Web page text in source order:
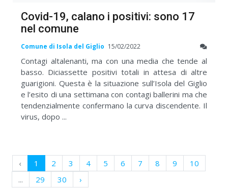
Covid-19, calano i positivi: sono 17
nel comune
Comune di Isola del Giglio 15/02/2022
Contagi altalenanti, ma con una media che tende al
basso. Diciassette positivi totali in attesa di altre
guarigioni. Questa è la situazione sull’Isola del Giglio
e l’esito di una settimana con contagi ballerini ma che
tendenzialmente confermano la curva discendente. Il
virus, dopo ...
‹ 1 2 3 4 5 6 7 8 9
10
...
29 30 ›